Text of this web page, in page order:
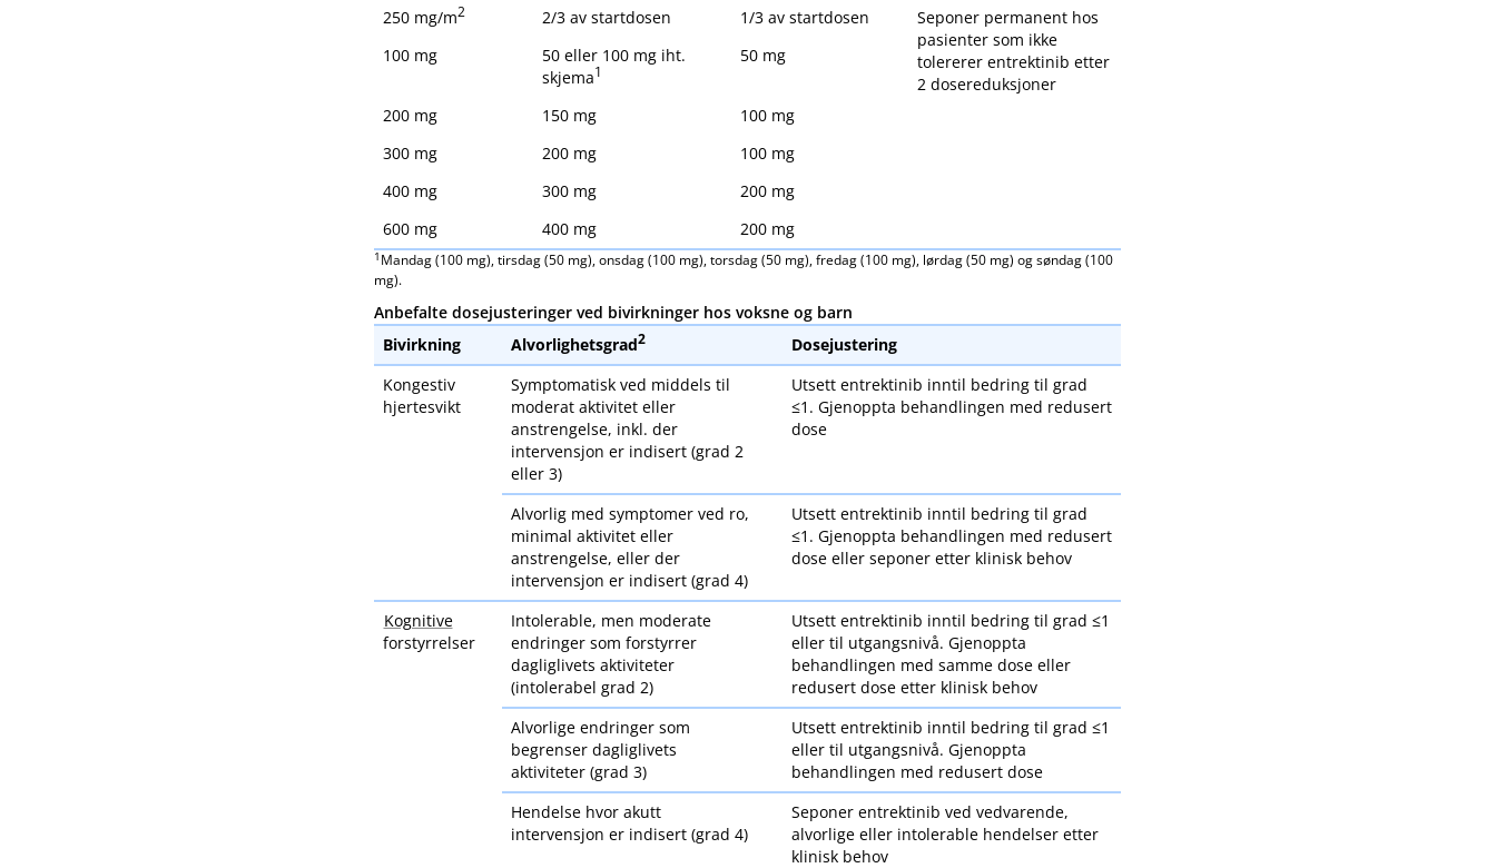
250 mg​/​m2 2/3 av startdosen 1/3 av startdosen
Seponer permanent hos
pasienter som ikke
tolererer entrektinib etter
2 dosereduksjoner
100 mg
50 eller 100 mg iht.
skjema1
50 mg
200 mg 150 mg
100 mg
300 mg
200 mg
100 mg
400 mg
300 mg
200 mg
600 mg
400 mg 200 mg
1 Mandag (100 mg), tirsdag (50 mg), onsdag (100 mg), torsdag (50 mg), fredag (100 mg), lørdag (50 mg) og søndag (100
mg).
Anbefalte dosejusteringer ved bivirkninger hos voksne og barn
Bivirkning
Alvorlighetsgrad2
Dosejustering
Kongestiv
hjertesvikt
Symptomatisk ved middels til
moderat aktivitet eller
anstrengelse, inkl. der
intervensjon er indisert (grad 2
eller 3)
Utsett entrektinib inntil bedring til grad
≤1. Gjenoppta behandlingen med redusert
dose
Alvorlig med symptomer ved ro,
minimal aktivitet eller
anstrengelse, eller der
intervensjon er indisert (grad 4)
Utsett entrektinib inntil bedring til grad
≤1. Gjenoppta behandlingen med redusert
dose eller seponer etter klinisk behov
Kognitive
forstyrrelser
Intolerable, men moderate
endringer som forstyrrer
dagliglivets aktiviteter
(intolerabel grad 2)
Utsett entrektinib inntil bedring til grad ≤1
eller til utgangsnivå. Gjenoppta
behandlingen med samme dose eller
redusert dose etter klinisk behov
Alvorlige endringer som
begrenser dagliglivets
aktiviteter (grad 3)
Utsett entrektinib inntil bedring til grad ≤1
eller til utgangsnivå. Gjenoppta
behandlingen med redusert dose
Hendelse hvor akutt
intervensjon er indisert (grad 4)
Seponer entrektinib ved vedvarende,
alvorlige eller intolerable hendelser etter
klinisk behov